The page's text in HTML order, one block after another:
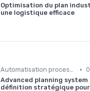
Optimisation du plan
une logistique efficace
Automatisation processus •
Advanced planning system
définition stratégique